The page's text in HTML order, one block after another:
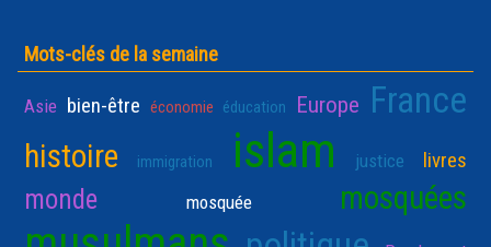
Mots-clés de la semaine
Asie bien-être économie éducation Europe France
histoire immigration islam justice livres
monde mosquée mosquées